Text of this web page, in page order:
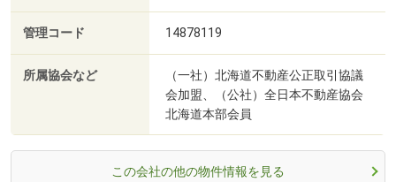
管理コード 14878119
所属協会など
（一社）北海道不動産公正取引協議
会加盟、（公社）全日本不動産協会
北海道本部会員
この会社の他の物件情報を見る